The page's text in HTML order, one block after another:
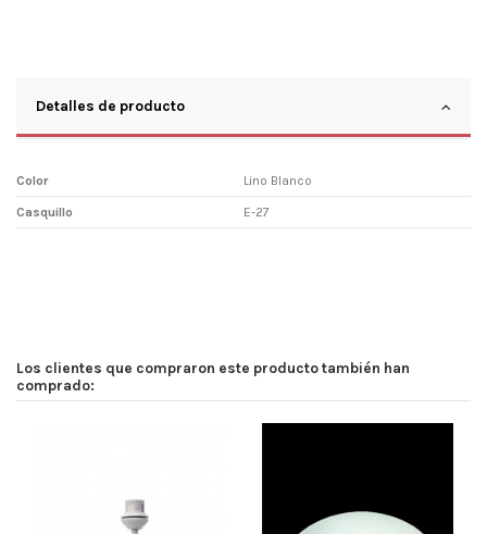
Detalles de producto
Color Lino Blanco
Casquillo E-27
Los clientes que compraron este producto también han
comprado: